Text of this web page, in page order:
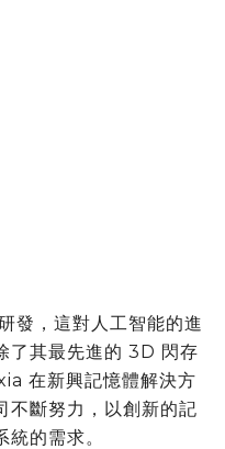
發，這對人工智能的進
了其最先進的 3D 閃存
在新興記憶體解決方
不斷努力，以創新的記
的需求。